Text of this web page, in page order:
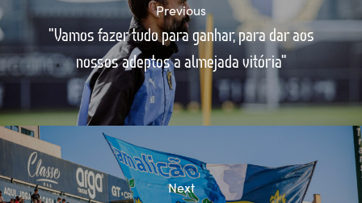
Previous
"Vamos fazer tudo para ganhar, para dar aos
nossos adeptos a almejada vitória"
Next